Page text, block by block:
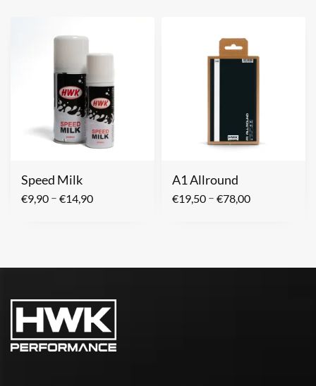
Speed Milk
€9,90 – €14,90
A1 Allround
€19,50 – €78,00